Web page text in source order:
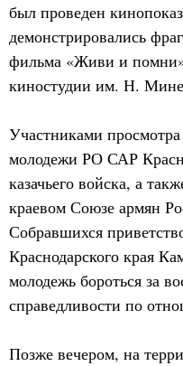
был проведен
демонстрировались
фильма «Живи и
киностудии им. Н.
Участниками просмотра
молодежи РО САР
казачьего войска, а
краевом Союзе армян
Собравшихся
Краснодарского края
молодежь бороться за
справедливости по
Позже вечером, на